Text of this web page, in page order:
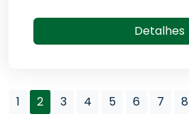
Detalhes
1 2 3 4 5 6 7 8